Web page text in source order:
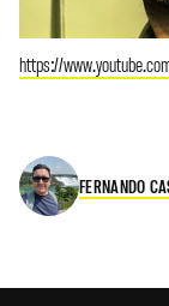
https://
FERNANDO